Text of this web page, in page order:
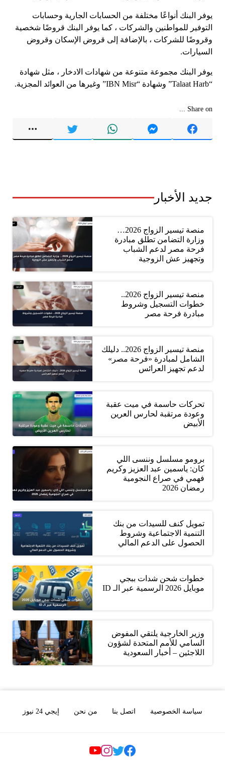
يوفر البنك أنواعًا مختلفة من الحسابات الجارية وحسابات
التوفير للمواطنين والشركات ، كما يوفر البنك قروضًا شخصية
وقروضًا للشركات ، بالإضافة إلى قروض الإسكان وقروض
السيارات.
يوفر البنك مجموعة متنوعة من شهادات الادخار ، مثل شهادة
“Talaat Harb” وشهادة “IBN Misr” وغيرها من العوائد المجزية.
Share on ...
جديد الأخبار
منصة تيسير الزواج 2026…
وزارة التضامن تطلق مبادرة
فرحة مصر لدعم الشباب
وتجهيز عش الزوجية
منصة تيسير الزواج 2026..
خطوات التسجيل وشروط
مبادرة فرحة مصر
منصة تيسير الزواج 2026.. دليلك
الشامل لمبادرة «فرحة مصر»
لدعم تجهيز العرائس
تحركات حاسمة في ميت عقبة
وعودة مرتقبة لحارس العرين
الأبيض
برومو مسلسل وننسى اللي
كان: ياسمين عبد العزيز وكريم
فهمي في صراع النجومية
رمضان 2026
تمويل كنف للسيدات من بنك
التنمية الاجتماعية وشروط
الحصول على الدعم المالي
خطوات شحن شدات ببجي
موبايل 2026 الرسمية عبر الـ ID
وزير الخارجية يلتقي المفوض
السامي للأمم المتحدة لشؤون
اللاجئين – أخبار السعودية
سياسة الخصوصية اتصل بنا من نحن إيجي 24 نيوز
Social Links